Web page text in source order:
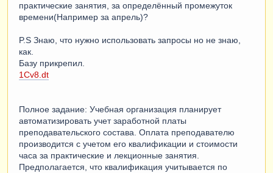
практические занятия, за определённый промежуток
времени(Например за апрель)?
P.S Знаю, что нужно использовать запросы но не знаю,
как.
Базу прикрепил.
1Cv8.dt
Полное задание: Учебная организация планирует
автоматизировать учет заработной платы
преподавательского состава. Оплата преподавателю
производится с учетом его квалификации и стоимости
часа за практические и лекционные занятия.
Предполагается, что квалификация учитывается по